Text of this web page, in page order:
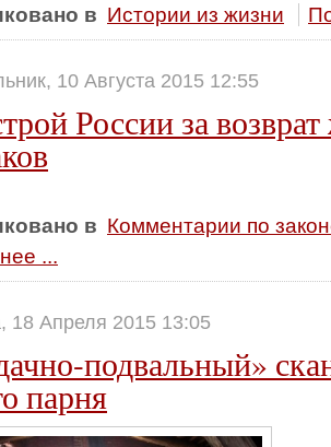
в Истории из жизни
10 Августа 2015 12:55
России за
в Комментарии по
...
18 Апреля 2015 13:05
подвальный»
парня